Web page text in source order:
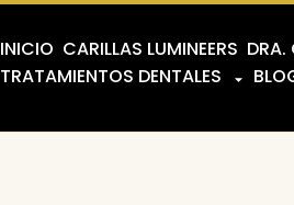
INICIO CARILLAS LUMINEERS DRA.
TRATAMIENTOS DENTALES